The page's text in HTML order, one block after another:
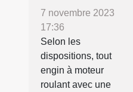
7 novembre 2023
17:36
Selon les
dispositions, tout
engin à moteur
roulant avec une